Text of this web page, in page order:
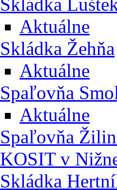
Aktuálne
Skládka Žehňa
Aktuálne
Spaľovňa
Aktuálne
Spaľovňa
KOSIT v
Skládka